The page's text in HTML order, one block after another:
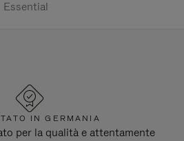
Essential
IN GERMANIA
per la qualità e attentamente